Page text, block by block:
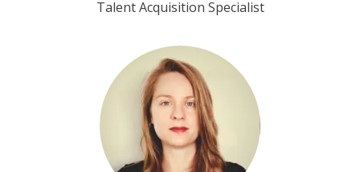
Talent Acquisition Specialist